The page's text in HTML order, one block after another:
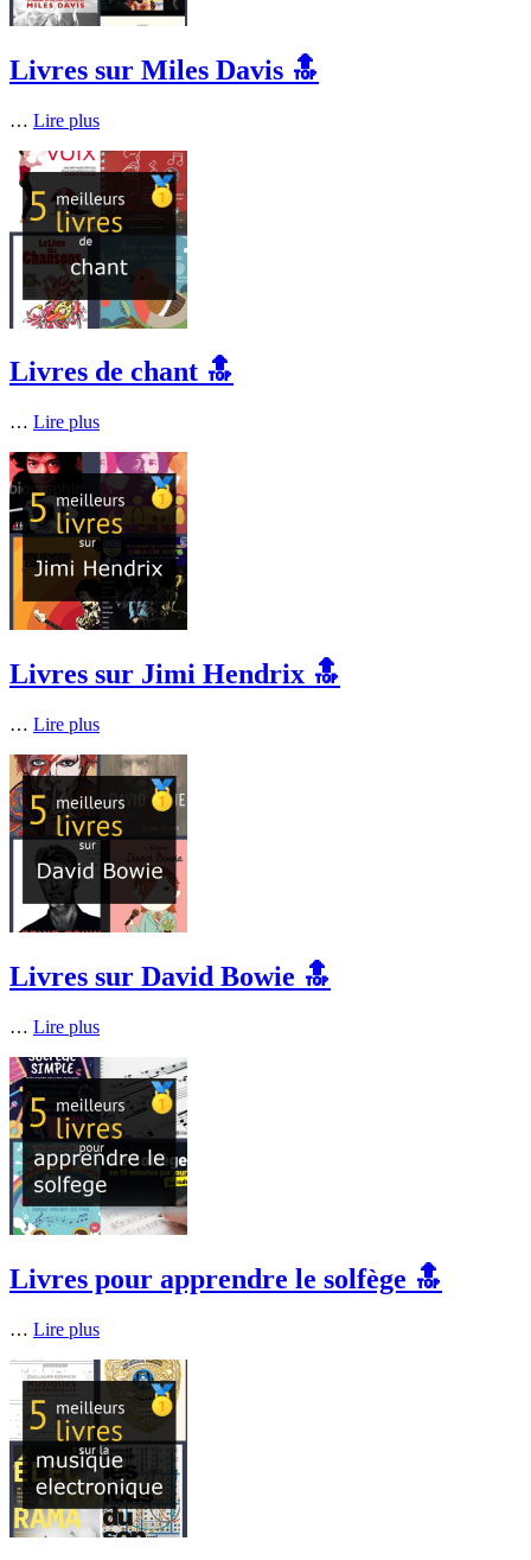
Livres sur Miles Davis 🔝
… Lire plus
Livres de chant 🔝
… Lire plus
Livres sur Jimi Hendrix 🔝
… Lire plus
Livres sur David Bowie 🔝
… Lire plus
Livres pour apprendre le solfège 🔝
… Lire plus